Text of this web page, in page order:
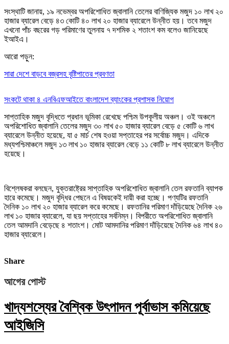
সংস্থাটি জানায়, ১৯ নভেম্বর অপরিশোধিত জ্বালানি তেলের বাণিজ্যিক মজুদ ১০ লাখ ২০
হাজার ব্যারেল বেড়ে ৪৩ কোটি ৪০ লাখ ২০ হাজার ব্যারেলে উন্নীত হয়। তবে মজুদ
এখনো পাঁচ বছরের গড় পরিমাণের তুলনায় ৭ দশমিক ২ শতাংশ কম বলেও জানিয়েছে
ইআইএ।
আরো পড়ুন:
সারা দেশে বাড়বে বজ্রসহ বৃষ্টিপাতের প্রবণতা
সংকটে থাকা ৪ এনবিএফআইতে বাংলাদেশ ব্যাংকের প্রশাসক নিয়োগ
সাপ্তাহিক মজুদ বৃদ্ধিতে প্রধান ভূমিকা রেখেছে পশ্চিম উপকূলীয় অঞ্চল। ওই অঞ্চলে
অপরিশোধিত জ্বালানি তেলের মজুদ ৩০ লাখ ৫০ হাজার ব্যারেল বেড়ে ৫ কোটি ৬ লাখ
ব্যারেলে উন্নীত হয়েছে, যা ৫ মার্চ শেষ হওয়া সপ্তাহের পর সর্বোচ্চ মজুদ। এদিকে
মধ্যপশ্চিমাঞ্চলে মজুদ ১৩ লাখ ১০ হাজার ব্যারেল বেড়ে ১১ কোটি ৮ লাখ ব্যারেলে উন্নীত
হয়েছে।
বিশ্লেষকরা বলছেন, যুক্তরাষ্ট্রের সাপ্তাহিক অপরিশোধিত জ্বালানি তেল রফতানি ব্যাপক
হারে কমেছে। মজুদ বৃদ্ধির পেছনে এ বিষয়কেই দায়ী করা হচ্ছে। পণ্যটির রফতানি
দৈনিক ১০ লাখ ২০ হাজার ব্যারেল করে কমেছে। রফতানির পরিমাণ দাঁড়িয়েছে দৈনিক ২৬
লাখ ১০ হাজার ব্যারেলে, যা ছয় সপ্তাহের সর্বনিম্ন। বিপরীতে অপরিশোধিত জ্বালানি
তেল আমদানি বেড়েছে ৪ শতাংশ। মোট আমদানির পরিমাণ দাঁড়িয়েছে দৈনিক ৬৪ লাখ ৪০
হাজার ব্যারেলে।
Share
আগের পোস্ট
খাদ্যশস্যের বৈশ্বিক উৎপাদন পূর্বাভাস কমিয়েছে
আইজিসি